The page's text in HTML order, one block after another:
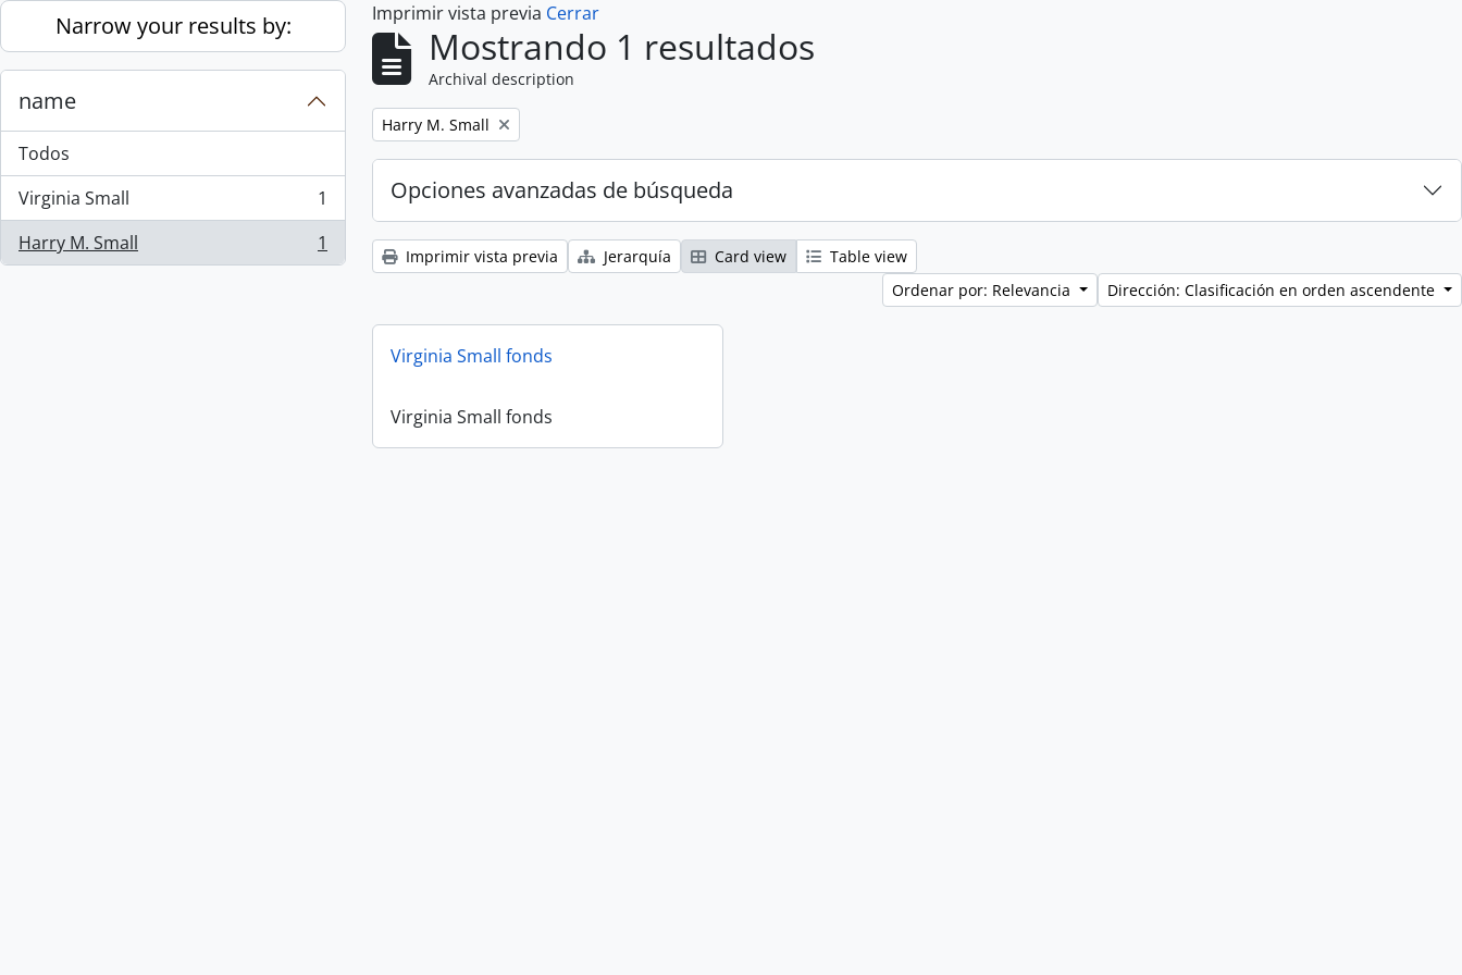
Skip to main content
Narrow your results by:
name
Todos
Virginia Small
, 1 resultados
1
Harry M. Small
, 1 resultados 1
Imprimir vista previa Cerrar
Mostrando 1 resultados
Archival description
Remove filter:
Harry M. Small
Opciones avanzadas de búsqueda
Imprimir vista previa Jerarquía Card view
Table view
Ordenar por: Relevancia
Dirección: Clasificación en orden ascendente
Virginia Small fonds
Virginia Small fonds